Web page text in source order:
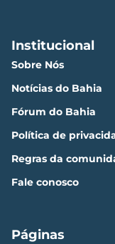
Institucional
Sobre Nós
Notícias do Bahia
Fórum do Bahia
Política de
Regras da
Fale conosco
Páginas